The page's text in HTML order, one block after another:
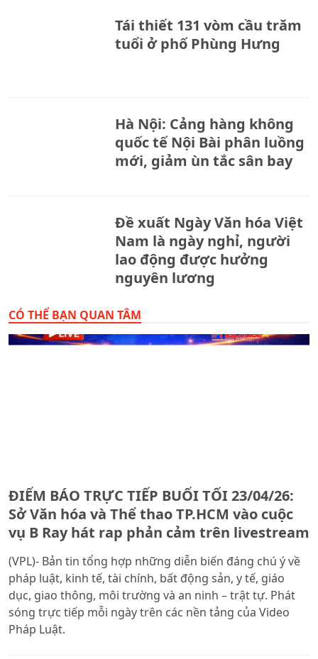
Tái thiết 131 vòm cầu trăm
tuổi ở phố Phùng Hưng
Hà Nội: Cảng hàng không
quốc tế Nội Bài phân luồng
mới, giảm ùn tắc sân bay
Đề xuất Ngày Văn hóa Việt
Nam là ngày nghỉ, người
lao động được hưởng
nguyên lương
CÓ THỂ BẠN QUAN TÂM
ĐIỂM BÁO TRỰC TIẾP BUỔI TỐI 23/04/26:
Sở Văn hóa và Thể thao TP.HCM vào cuộc
vụ B Ray hát rap phản cảm trên livestream
(VPL)- Bản tin tổng hợp những diễn biến đáng chú ý về
pháp luật, kinh tế, tài chính, bất động sản, y tế, giáo
dục, giao thông, môi trường và an ninh – trật tự. Phát
sóng trực tiếp mỗi ngày trên các nền tảng của Video
Pháp Luật.